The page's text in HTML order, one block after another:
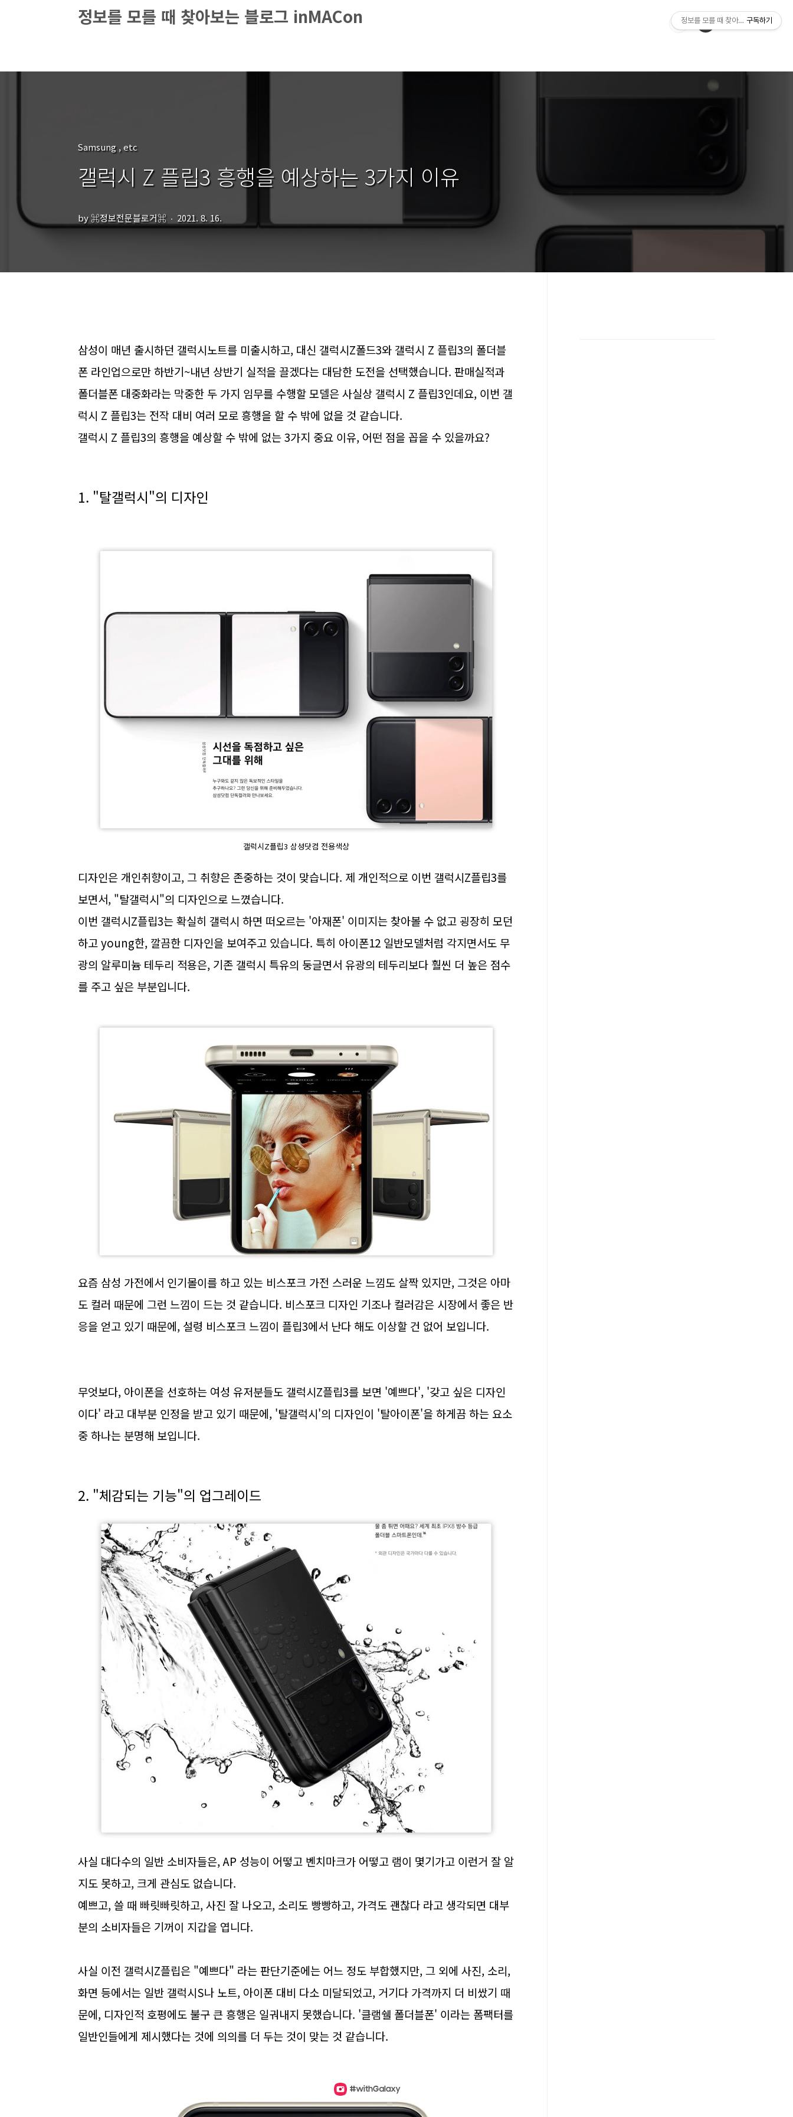
정보를 모를 때 찾아보는 블로그 inMACon
Samsung , etc
갤럭시 Z 플립3 흥행을 예상하는 3가지 이유
by ⌘정보전문블로거⌘ 2021. 8. 16.
삼성이 매년 출시하던 갤럭시노트를 미출시하고, 대신 갤럭시Z폴드3와 갤럭시 Z 플립3의 폴더블
폰 라인업으로만 하반기~내년 상반기 실적을 끌겠다는 대담한 도전을 선택했습니다. 판매실적과
폴더블폰 대중화라는 막중한 두 가지 임무를 수행할 모델은 사실상 갤럭시 Z 플립3인데요, 이번 갤
럭시 Z 플립3는 전작 대비 여러 모로 흥행을 할 수 밖에 없을 것 같습니다.
갤럭시 Z 플립3의 흥행을 예상할 수 밖에 없는 3가지 중요 이유, 어떤 점을 꼽을 수 있을까요?
1. "탈갤럭시"의 디자인
갤럭시Z플립3 삼성닷컴 전용색상
디자인은 개인취향이고, 그 취향은 존중하는 것이 맞습니다. 제 개인적으로 이번 갤럭시Z플립3를
보면서, "탈갤럭시"의 디자인으로 느꼈습니다.
이번 갤럭시Z플립3는 확실히 갤럭시 하면 떠오르는 '아재폰' 이미지는 찾아볼 수 없고 굉장히 모던
하고 young한, 깔끔한 디자인을 보여주고 있습니다. 특히 아이폰12 일반모델처럼 각지면서도 무
광의 알루미늄 테두리 적용은, 기존 갤럭시 특유의 둥글면서 유광의 테두리보다 훨씬 더 높은 점수
를 주고 싶은 부분입니다.
요즘 삼성 가전에서 인기몰이를 하고 있는 비스포크 가전 스러운 느낌도 살짝 있지만, 그것은 아마
도 컬러 때문에 그런 느낌이 드는 것 같습니다. 비스포크 디자인 기조나 컬러감은 시장에서 좋은 반
응을 얻고 있기 때문에, 설령 비스포크 느낌이 플립3에서 난다 해도 이상할 건 없어 보입니다.
무엇보다, 아이폰을 선호하는 여성 유저분들도 갤럭시Z플립3를 보면 '예쁘다', '갖고 싶은 디자인
이다' 라고 대부분 인정을 받고 있기 때문에, '탈갤럭시'의 디자인이 '탈아이폰'을 하게끔 하는 요소
중 하나는 분명해 보입니다.
2. "체감되는 기능"의 업그레이드
사실 대다수의 일반 소비자들은, AP 성능이 어떻고 벤치마크가 어떻고 램이 몇기가고 이런거 잘 알
지도 못하고, 크게 관심도 없습니다.
예쁘고, 쓸 때 빠릿빠릿하고, 사진 잘 나오고, 소리도 빵빵하고, 가격도 괜찮다 라고 생각되면 대부
분의 소비자들은 기꺼이 지갑을 엽니다.
사실 이전 갤럭시Z플립은 "예쁘다" 라는 판단기준에는 어느 정도 부합했지만, 그 외에 사진, 소리,
화면 등에서는 일반 갤럭시S나 노트, 아이폰 대비 다소 미달되었고, 거기다 가격까지 더 비쌌기 때
문에, 디자인적 호평에도 불구 큰 흥행은 일궈내지 못했습니다. '클램쉘 폴더블폰' 이라는 폼팩터를
일반인들에게 제시했다는 것에 의의를 더 두는 것이 맞는 것 같습니다.
정보를 모를 때 찾아보는 블로그
구독하기